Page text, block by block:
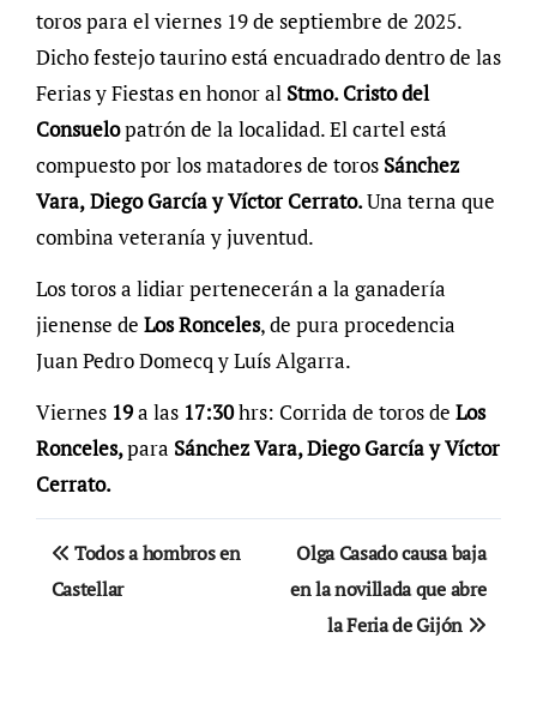
toros para el viernes 19 de septiembre de 2025.
Dicho festejo taurino está encuadrado dentro de las
Ferias y Fiestas en honor al Stmo. Cristo del
Consuelopatrón de la localidad. El cartel está
compuesto por los matadores de toros Sánchez
Vara,Diego García y Víctor Cerrato.Una terna que
combina veteranía y juventud.
Los toros a lidiar pertenecerán a la ganadería
jienense de Los Ronceles, de pura procedencia
Juan Pedro Domecq y Luís Algarra.
Viernes 19a las17:30hrs: Corrida de toros de Los
Ronceles,para Sánchez Vara, Diego García y Víctor
Cerrato.
Navegación
de
Todos a hombros en
Castellar
Olga Casado causa baja
en la novillada que abre
la Feria de Gijón